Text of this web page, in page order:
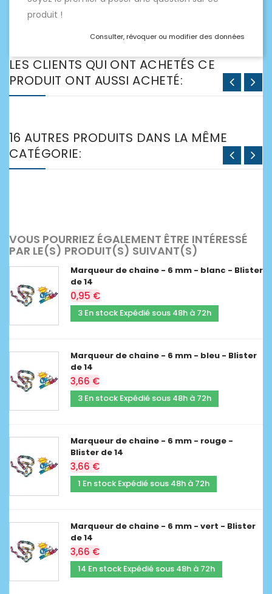
produit !
Consulter, révoquer ou modifier des données
LES CLIENTS QUI ONT ACHETÉS CE
PRODUIT ONT AUSSI ACHETÉ:
16 AUTRES PRODUITS DANS LA MÊME
CATÉGORIE:
VOUS POURRIEZ ÉGALEMENT ÊTRE INTÉRESSÉ
PAR LE(S) PRODUIT(S) SUIVANT(S)
Marqueur de chaine - 6 mm - blanc - Blister
de 14
0,95 €
3 En stock Expédié sous 48h à 72h
Marqueur de chaine - 6 mm - bleu - Blister
de 14
3,66 €
3 En stock Expédié sous 48h à 72h
Marqueur de chaine - 6 mm - rouge -
Blister de 14
3,66 €
1 En stock Expédié sous 48h à 72h
Marqueur de chaine - 6 mm - vert - Blister
de 14
3,66 €
14 En stock Expédié sous 48h à 72h